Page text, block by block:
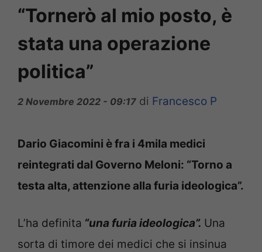
“Tornerò al mio posto, è
stata una operazione
politica”
2 Novembre 2022 - 09:17 di Francesco P
Dario Giacomini è fra i 4mila medici
reintegrati dal Governo Meloni: “Torno a
testa alta, attenzione alla furia ideologica”.
L’ha definita “una furia ideologica”. Una
sorta di timore dei medici che si insinua